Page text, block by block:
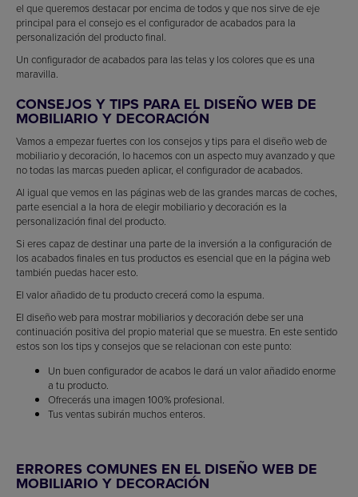
el que queremos destacar por encima de todos y que nos sirve de eje
principal para el consejo es el configurador de acabados para la
personalización del producto final.
Un configurador de acabados para las telas y los colores que es una
maravilla.
CONSEJOS Y TIPS PARA EL DISEÑO WEB DE
MOBILIARIO Y DECORACIÓN
Vamos a empezar fuertes con los consejos y tips para el diseño web de
mobiliario y decoración, lo hacemos con un aspecto muy avanzado y que
no todas las marcas pueden aplicar, el configurador de acabados.
Al igual que vemos en las páginas web de las grandes marcas de coches,
parte esencial a la hora de elegir mobiliario y decoración es la
personalización final del producto.
Si eres capaz de destinar una parte de la inversión a la configuración de
los acabados finales en tus productos es esencial que en la página web
también puedas hacer esto.
El valor añadido de tu producto crecerá como la espuma.
El diseño web para mostrar mobiliarios y decoración debe ser una
continuación positiva del propio material que se muestra. En este sentido
estos son los tips y consejos que se relacionan con este punto:
Un buen configurador de acabos le dará un valor añadido enorme
a tu producto.
Ofrecerás una imagen 100% profesional.
Tus ventas subirán muchos enteros.
ERRORES COMUNES EN EL DISEÑO WEB DE
MOBILIARIO Y DECORACIÓN